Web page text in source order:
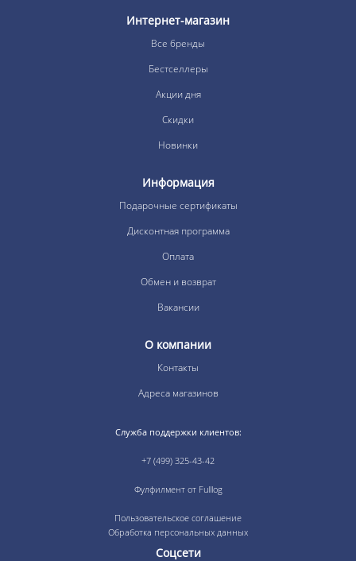
Интернет-магазин
Все бренды
Бестселлеры
Акции дня
Скидки
Новинки
Информация
Подарочные сертификаты
Дисконтная программа
Оплата
Обмен и возврат
Вакансии
О компании
Контакты
Адреса магазинов
Служба поддержки клиентов:
+7 (499) 325-43-42
Фулфилмент от Fulllog
Пользовательское соглашение
Обработка персональных данных
Соцсети